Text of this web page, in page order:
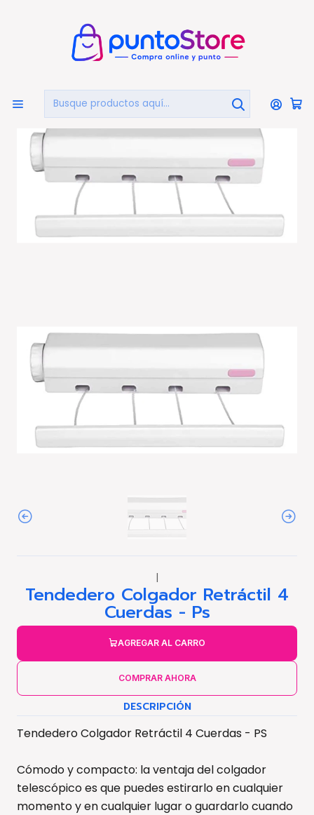
HOGAR Y DECORACIÓN Tendederos
Tendedero Colgador Retráctil 4 Cuerdas - Ps
|
Tendedero Colgador Retráctil 4
Cuerdas - Ps
AGREGAR AL CARRO
COMPRAR AHORA
DESCRIPCIÓN
Tendedero Colgador Retráctil 4 Cuerdas - PS
Cómodo y compacto: la ventaja del colgador
telescópico es que puedes estirarlo en cualquier
momento y en cualquier lugar o guardarlo cuando